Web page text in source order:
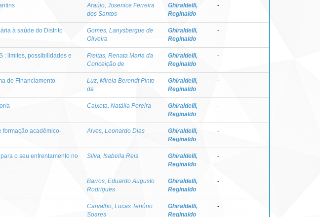
Araújo, Josenice Ferreira
dos Santos
Ghiraldelli,
Reginaldo
-
à saúde do Distrito
Gomes, Lanysbergue de
Oliveira
Ghiraldelli,
Reginaldo
-
: limites, possibilidades e
Freitas, Renata Maria da
Conceição de
Ghiraldelli,
Reginaldo
-
de Financiamento
Luz, Mirela Berendt Pinto
da
Ghiraldelli,
Reginaldo
-
a Caixeta, Natália Pereira
Ghiraldelli,
Reginaldo
-
formação acadêmico-
Alves, Leonardo Dias
Ghiraldelli,
Reginaldo
-
o seu enfrentamento no
Silva, Isabella Reis
Ghiraldelli,
Reginaldo
-
Barros, Eduardo Augusto
Rodrigues
Ghiraldelli,
Reginaldo
-
Carvalho, Lucas Tenório
Soares
Ghiraldelli,
Reginaldo
-